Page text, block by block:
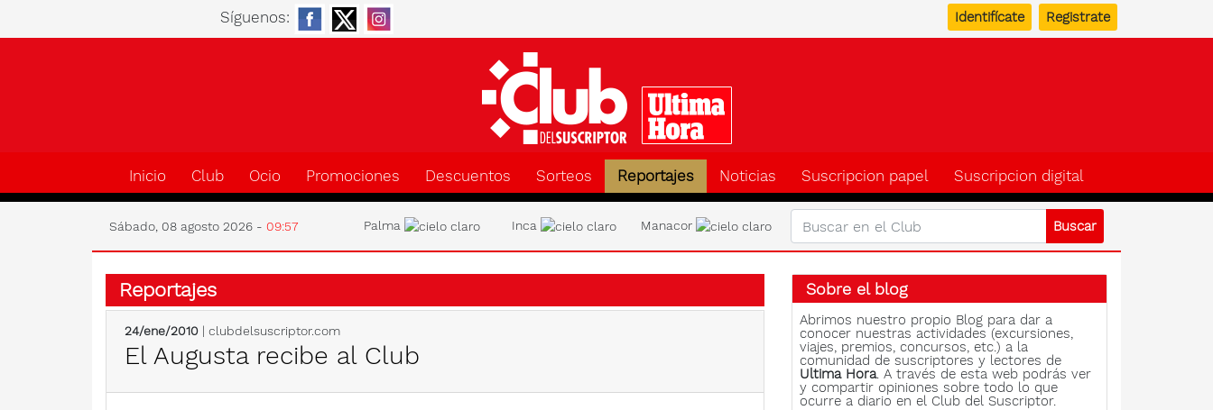
Síguenos: Identifícate Registrate
Inicio Club Ocio Promociones Descuentos Sorteos Reportajes Noticias Suscripcion papel Suscripcion digital
Sábado, 08 agosto 2026 - 09:57 Palma Inca Manacor
Reportajes
24/ene/2010 | clubdelsuscriptor.com
El Augusta recibe al Club
Sobre el blog
Abrimos nuestro propio Blog para dar a
conocer nuestras actividades (excursiones,
viajes, premios, concursos, etc.) a la
comunidad de suscriptores y lectores de
Ultima Hora. A través de esta web podrás ver
y compartir opiniones sobre todo lo que
ocurre a diario en el Club del Suscriptor.